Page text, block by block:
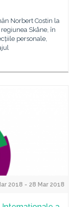
Norbert Costin la
Skåne, în
personale,
2018 - 28 Mar 2018